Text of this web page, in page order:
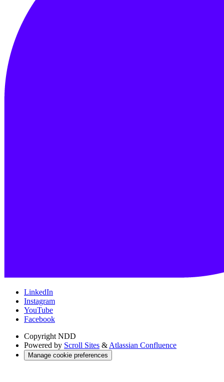
LinkedIn
Instagram
YouTube
Facebook
Copyright NDD
Powered by Scroll Sites & Atlassian Confluence
Manage cookie preferences